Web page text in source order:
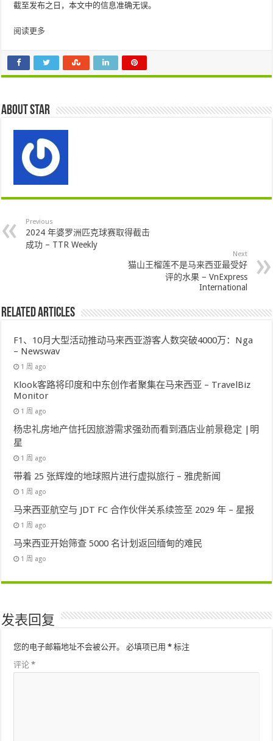
截至发布之日，本文中的信息准确无误。
阅读更多
About star
Previous
2024 年婆罗洲匹克球赛取得截击
成功 – TTR Weekly
Next
猫山王榴莲不是马来西亚最受好
评的水果 – VnExpress
International
Related Articles
F1、10月大型活动推动马来西亚游客人数突破4000万：Nga
– Newswav
1 周 ago
Klook客路将印度和中东创作者聚集在马来西亚 – TravelBiz
Monitor
1 周 ago
杨忠礼房地产信托因旅游需求强劲而看到酒店业前景稳定 |明
星
1 周 ago
带着 25 张辉煌的地球照片进行虚拟旅行 – 雅虎新闻
1 周 ago
马来西亚航空与 JDT FC 合作伙伴关系续签至 2029 年 – 星报
1 周 ago
马来西亚开始筛查 5000 名计划返回缅甸的难民
1 周 ago
发表回复
您的电子邮箱地址不会被公开。 必填项已用* 标注
评论*